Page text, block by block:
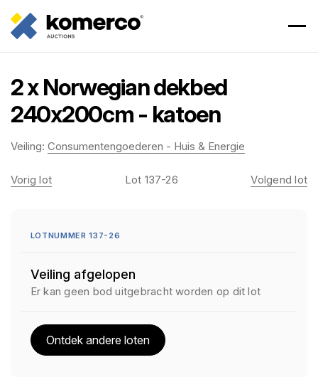
2 x Norwegian dekbed
240x200cm - katoen
Veiling: Consumentengoederen - Huis & Energie
Vorig lot Lot 137-26 Volgend lot
LOTNUMMER 137-26
Veiling afgelopen
Er kan geen bod uitgebracht worden op dit lot
Ontdek andere loten